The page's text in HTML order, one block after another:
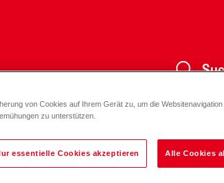
von Cookies auf Ihrem Gerät zu, um die
zu unterstützen.
essentielle Cookies akzeptieren Alle Cookies